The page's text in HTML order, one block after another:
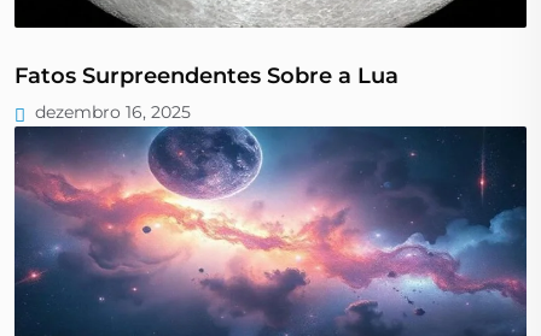
Fatos Surpreendentes Sobre a Lua
dezembro 16, 2025